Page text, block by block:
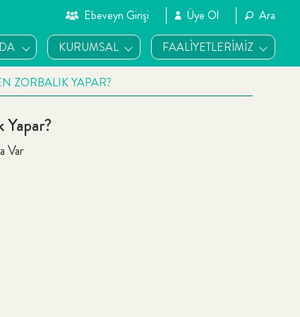
Ebeveyn Girişi Üye Ol
Ara
KURUMSAL FAALİYETLERİMİZ
ZORBALIK YAPAR?
Var